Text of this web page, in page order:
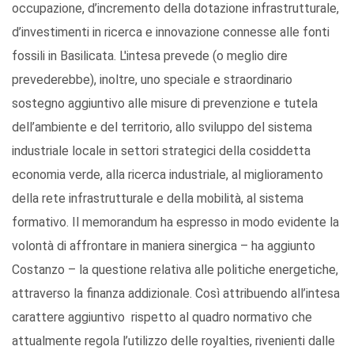
occupazione, d’incremento della dotazione infrastrutturale,
d’investimenti in ricerca e innovazione connesse alle fonti
fossili in Basilicata. L'intesa prevede (o meglio dire
prevederebbe), inoltre, uno speciale e straordinario
sostegno aggiuntivo alle misure di prevenzione e tutela
dell’ambiente e del territorio, allo sviluppo del sistema
industriale locale in settori strategici della cosiddetta
economia verde, alla ricerca industriale, al miglioramento
della rete infrastrutturale e della mobilità, al sistema
formativo. Il memorandum ha espresso in modo evidente la
volontà di affrontare in maniera sinergica – ha aggiunto
Costanzo – la questione relativa alle politiche energetiche,
attraverso la finanza addizionale. Così attribuendo all’intesa
carattere aggiuntivo rispetto al quadro normativo che
attualmente regola l’utilizzo delle royalties, rivenienti dalle